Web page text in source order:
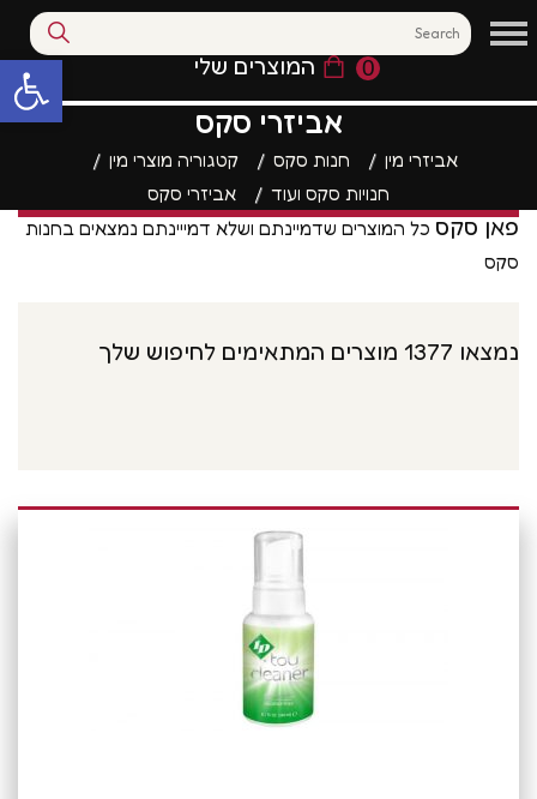
פתח סרגל 0 המוצרים שלי
אביזרי סקס
אביזרי מין חנות סקס
קטגוריה מוצרי מין
חנויות סקס ועוד
אביזרי סקס
פאן סקס כל המוצרים שדמיינתם ושלא דמייינתם נמצאים בחנות
סקס
נמצאו 1377 מוצרים המתאימים לחיפוש שלך